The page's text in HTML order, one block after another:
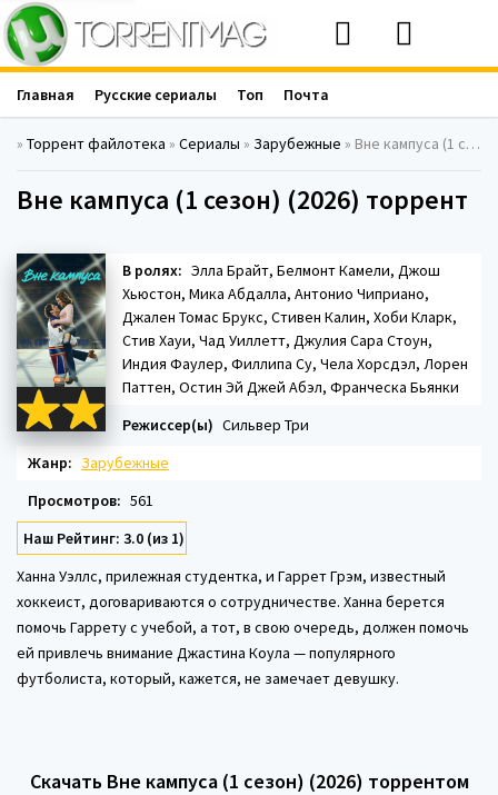
» Торрент файлотека » Сериалы » Зарубежные » Вне кампуса (1 сезон) (2026)
Вне кампуса (1 сезон) (2026) торрент
В ролях: Элла Брайт, Белмонт Камели, Джош
Хьюстон, Мика Абдалла, Антонио Чиприано,
Джален Томас Брукс, Стивен Калин, Хоби Кларк,
Стив Хауи, Чад Уиллетт, Джулия Сара Стоун,
Индия Фаулер, Филлипа Су, Чела Хорсдэл, Лорен
Паттен, Остин Эй Джей Абэл, Франческа Бьянки
Режиссер(ы) Сильвер Три
Жанр: Зарубежные
Просмотров: 561
Наш Рейтинг: 3.0 (из 1)
Ханна Уэллс, прилежная студентка, и Гаррет Грэм, известный
хоккеист, договариваются о сотрудничестве. Ханна берется
помочь Гаррету с учебой, а тот, в свою очередь, должен помочь
ей привлечь внимание Джастина Коула — популярного
футболиста, который, кажется, не замечает девушку.
Скачать Вне кампуса (1 сезон) (2026) торрентом
Главная Русские сериалы Топ Почта